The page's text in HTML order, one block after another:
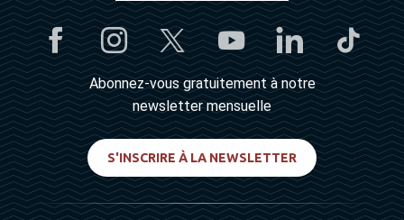
Abonnez-vous gratuitement à notre
newsletter mensuelle
S'INSCRIRE À LA NEWSLETTER